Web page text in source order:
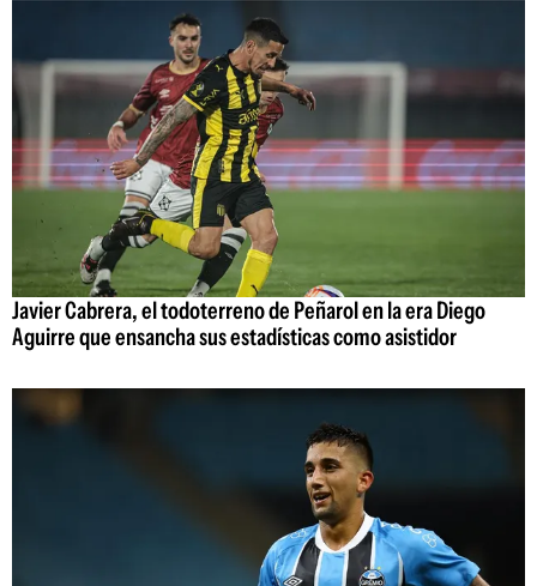
Javier Cabrera, el todoterreno de Peñarol en la era Diego
Aguirre que ensancha sus estadísticas como asistidor